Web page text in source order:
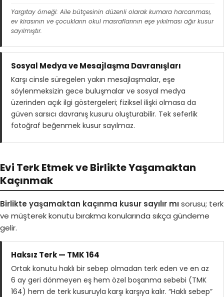
Yargıtay örneği: Aile bütçesinin düzenli olarak kumara harcanması,
ev kirasının ve çocukların okul masraflarının eşe yıkılması ağır kusur
sayılmıştır.
Sosyal Medya ve Mesajlaşma Davranışları
Karşı cinsle süregelen yakın mesajlaşmalar, eşe
söylenmeksizin gece buluşmalar ve sosyal medya
üzerinden açık ilgi göstergeleri; fiziksel ilişki olmasa da
güven sarsıcı davranış kusuru oluşturabilir. Tek seferlik
fotoğraf beğenmek kusur sayılmaz.
Evi Terk Etmek ve Birlikte Yaşamaktan
Kaçınmak
Birlikte yaşamaktan kaçınma kusur sayılır mısorusu; terk
ve müşterek konutu bırakma konularında sıkça gündeme
gelir.
Haksız Terk — TMK 164
Ortak konutu haklı bir sebep olmadan terk eden ve en az
6 ay geri dönmeyen eş hem özel boşanma sebebi (TMK
164) hem de terk kusuruyla karşı karşıya kalır. “Haklı sebep”